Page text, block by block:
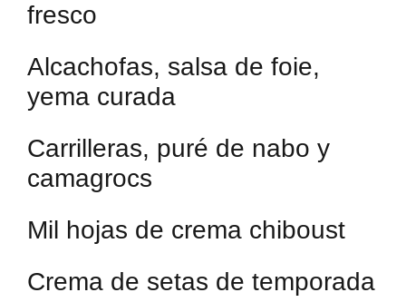
fresco
Alcachofas, salsa de foie,
yema curada
Carrilleras, puré de nabo y
camagrocs
Mil hojas de crema chiboust
Crema de setas de temporada